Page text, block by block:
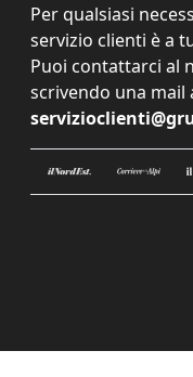
Per qualsiasi
servizio clienti è a
Puoi contattarci al
scrivendo una mail